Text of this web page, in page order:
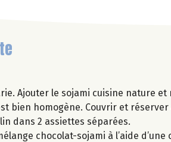
Ajouter le sojami cuisine nature et
bien homogène. Couvrir et
dans 2 assiettes séparées.
chocolat-sojami à l’aide